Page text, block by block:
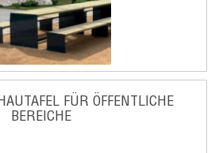
FÜR ÖFFENTLICHE
BEREICHE